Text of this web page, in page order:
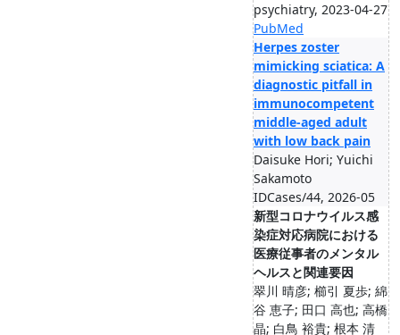
psychiatry, 2023-04-27
PubMed
Herpes zoster
mimicking sciatica: A
diagnostic pitfall in
immunocompetent
middle-aged adult
with low back pain
Daisuke Hori; Yuichi
Sakamoto
IDCases/44, 2026-05
新型コロナウイルス感
染症対応病院における
医療従事者のメンタル
ヘルスと関連要因
翠川 晴彦; 櫛引 夏歩; 綿
谷 恵子; 田口 高也; 高橋
晶; 白鳥 裕貴; 根本 清